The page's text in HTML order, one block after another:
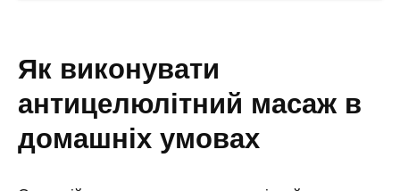
як виконувати
антицелюлітний масаж в
домашніх умовах